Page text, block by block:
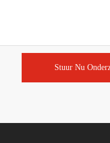
Stuur Nu